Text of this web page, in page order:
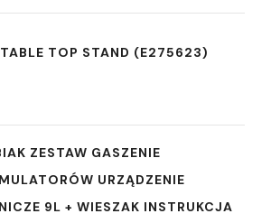
TOP STAND (E275623)
ZESTAW GASZENIE
URZĄDZENIE
9L + WIESZAK INSTRUKCJA